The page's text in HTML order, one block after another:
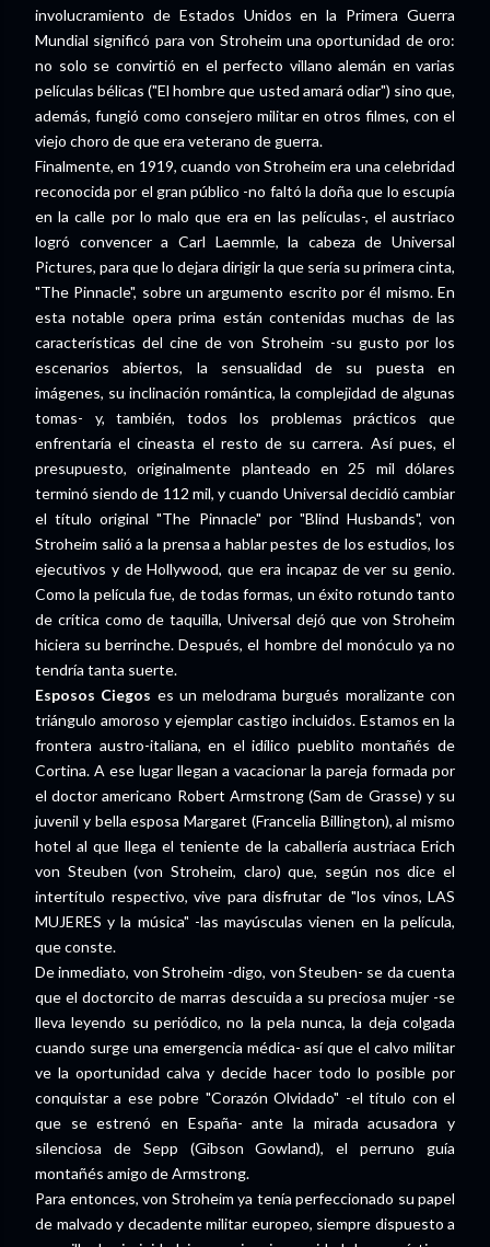
involucramiento de Estados Unidos en la Primera Guerra
Mundial significó para von Stroheim una oportunidad de oro:
no solo se convirtió en el perfecto villano alemán en varias
películas bélicas ("El hombre que usted amará odiar") sino que,
además, fungió como consejero militar en otros filmes, con el
viejo choro de que era veterano de guerra.
Finalmente, en 1919, cuando von Stroheim era una celebridad
reconocida por el gran público -no faltó la doña que lo escupía
en la calle por lo malo que era en las películas-, el austriaco
logró convencer a Carl Laemmle, la cabeza de Universal
Pictures, para que lo dejara dirigir la que sería su primera cinta,
"The Pinnacle", sobre un argumento escrito por él mismo. En
esta notable opera prima están contenidas muchas de las
características del cine de von Stroheim -su gusto por los
escenarios abiertos, la sensualidad de su puesta en
imágenes, su inclinación romántica, la complejidad de algunas
tomas- y, también, todos los problemas prácticos que
enfrentaría el cineasta el resto de su carrera. Así pues, el
presupuesto, originalmente planteado en 25 mil dólares
terminó siendo de 112 mil, y cuando Universal decidió cambiar
el título original "The Pinnacle" por "Blind Husbands", von
Stroheim salió a la prensa a hablar pestes de los estudios, los
ejecutivos y de Hollywood, que era incapaz de ver su genio.
Como la película fue, de todas formas, un éxito rotundo tanto
de crítica como de taquilla, Universal dejó que von Stroheim
hiciera su berrinche. Después, el hombre del monóculo ya no
tendría tanta suerte.
Esposos Ciegos es un melodrama burgués moralizante con
triángulo amoroso y ejemplar castigo incluidos. Estamos en la
frontera austro-italiana, en el idílico pueblito montañés de
Cortina. A ese lugar llegan a vacacionar la pareja formada por
el doctor americano Robert Armstrong (Sam de Grasse) y su
juvenil y bella esposa Margaret (Francelia Billington), al mismo
hotel al que llega el teniente de la caballería austriaca Erich
von Steuben (von Stroheim, claro) que, según nos dice el
intertítulo respectivo, vive para disfrutar de "los vinos, LAS
MUJERES y la música" -las mayúsculas vienen en la película,
que conste.
De inmediato, von Stroheim -digo, von Steuben- se da cuenta
que el doctorcito de marras descuida a su preciosa mujer -se
lleva leyendo su periódico, no la pela nunca, la deja colgada
cuando surge una emergencia médica- así que el calvo militar
ve la oportunidad calva y decide hacer todo lo posible por
conquistar a ese pobre "Corazón Olvidado" -el título con el
que se estrenó en España- ante la mirada acusadora y
silenciosa de Sepp (Gibson Gowland), el perruno guía
montañés amigo de Armstrong.
Para entonces, von Stroheim ya tenía perfeccionado su papel
de malvado y decadente militar europeo, siempre dispuesto a